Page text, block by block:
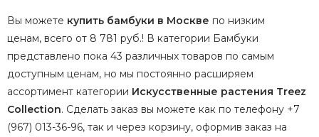
Вы можете купить бамбуки в Москве по низким
ценам, всего от 8 781 руб.! В категории Бамбуки
представлено пока 43 различных товаров по самым
доступным ценам, но мы постоянно расширяем
ассортимент категории Искусственные растения Treez
Collection. Сделать заказ вы можете как по телефону +7
(967) 013-36-96, так и через корзину, оформив заказ на